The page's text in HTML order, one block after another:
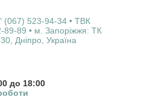
DENENBURG
Вінницька, Волинська,
Закарпатська, Запорізька,
Львівська,
Хмельницька,
області.
(067) 523-94-34 • ТВК
89-89 • м. Запоріжжя: ТК
Дніпро, Україна
до 18:00